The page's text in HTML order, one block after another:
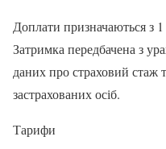
Доплати призначаються з 1
Затримка передбачена з
даних про страховий стаж
застрахованих осіб.
Тарифи